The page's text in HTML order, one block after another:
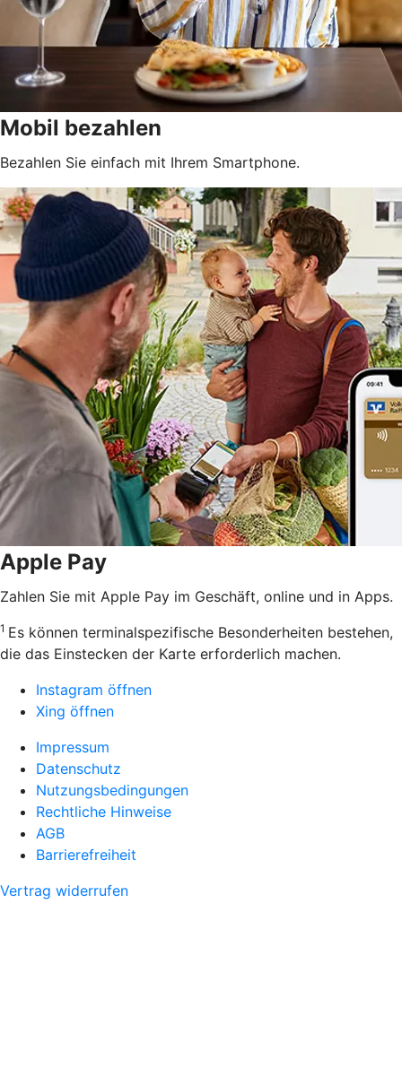
Mobil bezahlen
Bezahlen Sie einfach mit Ihrem Smartphone.
Apple Pay
Zahlen Sie mit Apple Pay im Geschäft, online und in Apps.
1 Es können terminalspezifische Besonderheiten bestehen,
die das Einstecken der Karte erforderlich machen.
Instagram öffnen
Xing öffnen
Impressum
Datenschutz
Nutzungsbedingungen
Rechtliche Hinweise
AGB
Barrierefreiheit
Vertrag widerrufen